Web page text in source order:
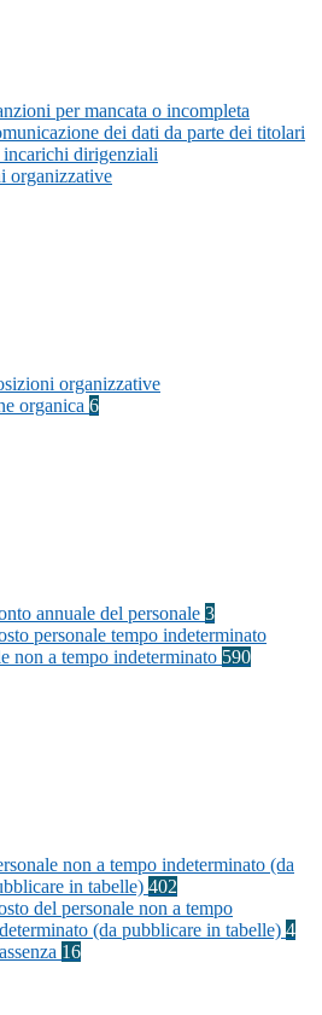
per mancata o incompleta
dei dati da parte dei titolari
dirigenziali
organizzative
organizzative
organica 6
annuale del personale 3
personale tempo indeterminato
non a tempo indeterminato 590
non a tempo indeterminato (da
in tabelle) 402
del personale non a tempo
(da pubblicare in tabelle) 4
16